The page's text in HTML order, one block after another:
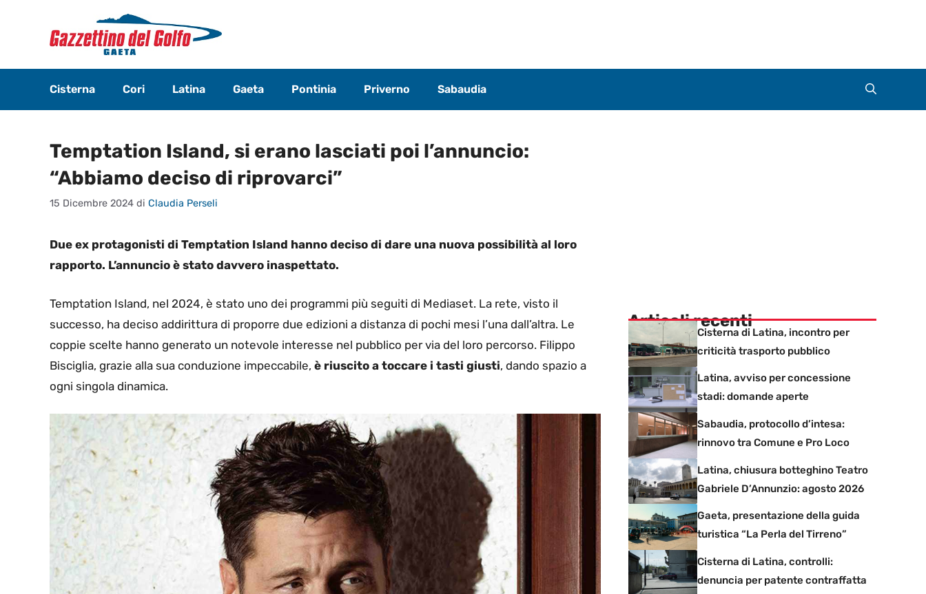
contenuto
Cisterna Cori Latina Gaeta Pontinia Priverno Sabaudia
Temptation Island, si erano lasciati poi l’annuncio:
“Abbiamo deciso di riprovarci”
15 Dicembre 2024 di Claudia Perseli
Due ex protagonisti di Temptation Island hanno deciso di dare una nuova possibilità al loro
rapporto. L’annuncio è stato davvero inaspettato.
Temptation Island, nel 2024, è stato uno dei programmi più seguiti di Mediaset. La rete, visto il
successo, ha deciso addirittura di proporre due edizioni a distanza di pochi mesi l’una dall’altra. Le
coppie scelte hanno generato un notevole interesse nel pubblico per via del loro percorso. Filippo
Bisciglia, grazie alla sua conduzione impeccabile, è riuscito a toccare i tasti giusti, dando spazio a
ogni singola dinamica.
Articoli recenti
Cisterna di Latina, incontro per
criticità trasporto pubblico
Latina, avviso per concessione
stadi: domande aperte
Sabaudia, protocollo d’intesa:
rinnovo tra Comune e Pro Loco
Latina, chiusura botteghino Teatro
Gabriele D’Annunzio: agosto 2026
Gaeta, presentazione della guida
turistica “La Perla del Tirreno”
Cisterna di Latina, controlli:
denuncia per patente contraffatta